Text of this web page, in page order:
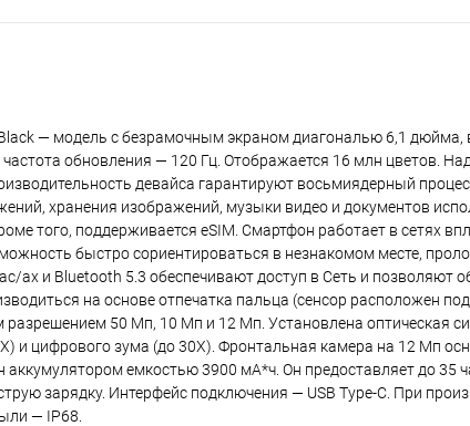
— модель с безрамочным экраном диагональю 6,1
обновления — 120 Гц. Отображается 16 млн цветов.
девайса гарантируют восьмиядерный
хранения изображений, музыки видео и документов
того, поддерживается eSIM. Смартфон работает в сетях
быстро сориентироваться в незнакомом месте,
ax и Bluetooth 5.3 обеспечивают доступ в Сеть и позволяют
на основе отпечатка пальца (сенсор расположен
50 Мп, 10 Мп и 12 Мп. Установлена оптическая
и цифрового зума (до 30Х). Фронтальная камера на 12 Мп
емкостью 3900 мА*ч. Он предоставляет до 35
зарядку. Интерфейс подключения — USB Type-C. При
— IP68.
раз в 2